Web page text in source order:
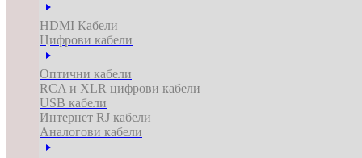
HDMI Кабели
Цифрови кабели
Оптични кабели
RCA и XLR цифрови кабели
USB кабели
Интернет RJ кабели
Аналогови кабели